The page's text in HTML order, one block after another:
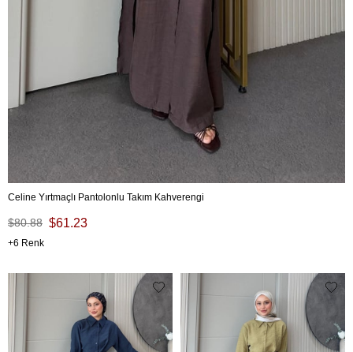
Celine Yırtmaçlı Pantolonlu Takım Kahverengi
$61.23
$80.88
6